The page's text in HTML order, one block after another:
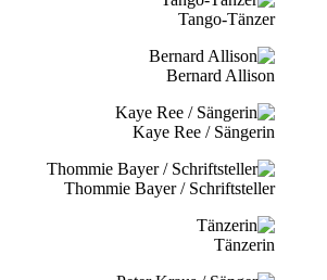
Tango-Tänzer
Bernard Allison
Kaye Ree / Sängerin
Thommie Bayer / Schriftsteller
Tänzerin